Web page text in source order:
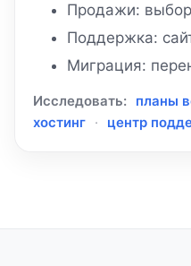
Продажи:
Поддержка:
Миграция:
Исследовать: планы
хостинг · центр